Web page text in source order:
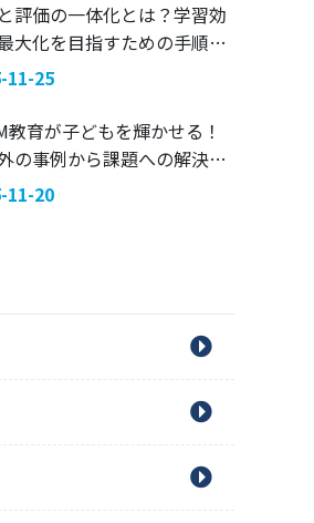
評価の一体化とは？学習効
大化を目指すための手順を
11-25
教育が子どもを輝かせる！
の事例から課題への解決策
る
11-20